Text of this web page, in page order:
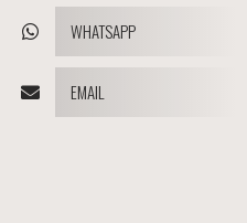
WHATSAPP
EMAIL